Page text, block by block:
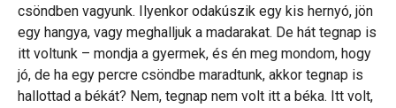
csöndben vagyunk. Ilyenkor odakúszik egy kis hernyó, jön
egy hangya, vagy meghalljuk a madarakat. De hát tegnap is
itt voltunk – mondja a gyermek, és én meg mondom, hogy
jó, de ha egy percre csöndbe maradtunk, akkor tegnap is
hallottad a békát? Nem, tegnap nem volt itt a béka. Itt volt,